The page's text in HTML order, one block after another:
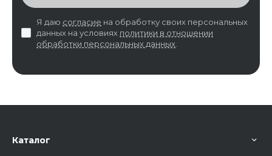
Я даю согласие на обработку своих персональных
данных на условиях политики в отношении
обработки персональных данных
Каталог